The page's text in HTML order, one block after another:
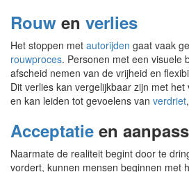
Rouw en verlies
Het stoppen met autorijden gaat vaak
rouwproces. Personen met een visuele
afscheid nemen van de vrijheid en
Dit verlies kan vergelijkbaar zijn met het
en kan leiden tot gevoelens van verdriet,
Acceptatie en
Naarmate de realiteit begint door te
vordert, kunnen mensen beginnen met